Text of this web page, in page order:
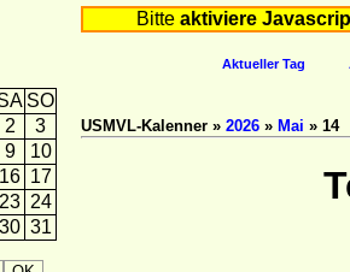
SO
2
3
9
10
16 17
23 24
30 31
Bitte aktiviere
Aktueller Tag
USMVL-Kalenner » 2026 » Mai » 14